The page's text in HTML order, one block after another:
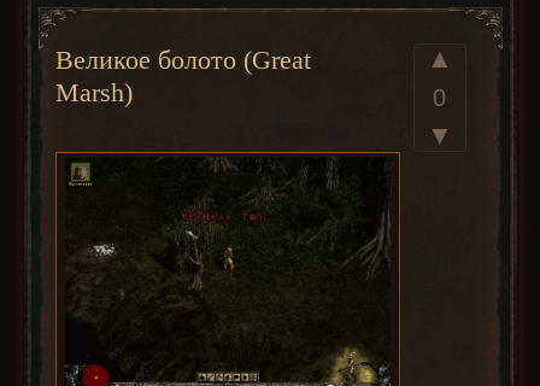
▲
0
▼
Великое болото (Great
Marsh)